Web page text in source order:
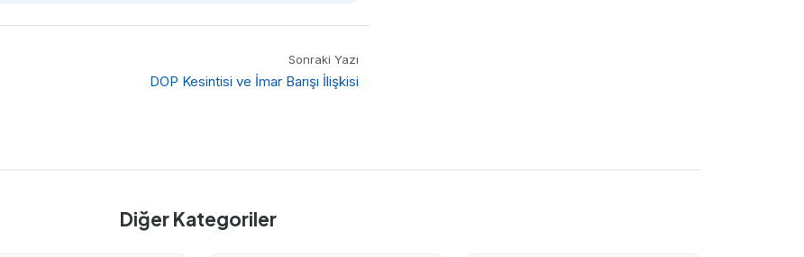
Sonraki Yazı
DOP Kesintisi ve İmar Barışı İlişkisi
Diğer Kategoriler